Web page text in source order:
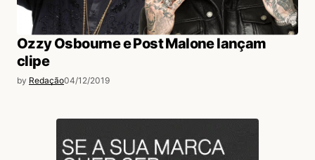
Ozzy Osbourne e Post Malone lançam
clipe
by Redação04/12/2019